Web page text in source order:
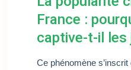
France :
captive-t-il les
Ce phénomène